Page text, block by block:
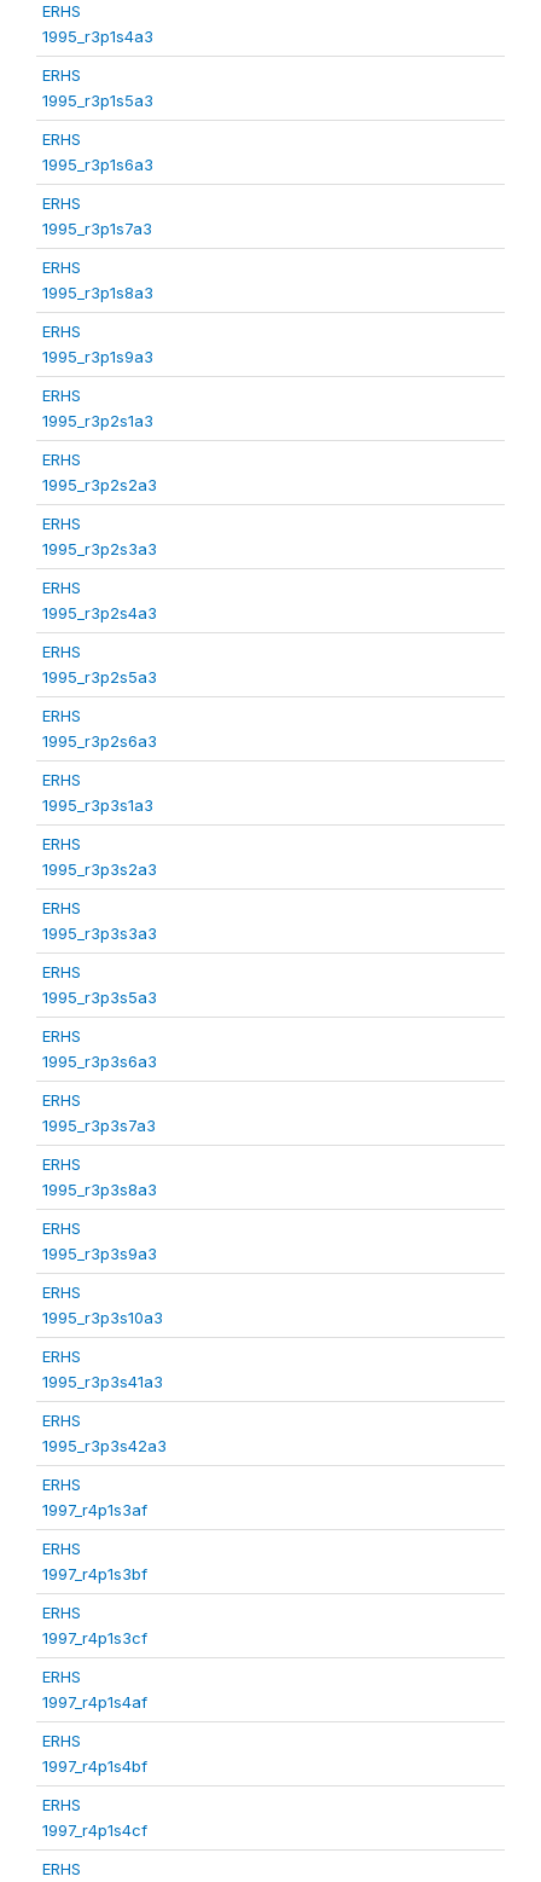
ERHS
1995_r3p1s4a3
ERHS
1995_r3p1s5a3
ERHS
1995_r3p1s6a3
ERHS
1995_r3p1s7a3
ERHS
1995_r3p1s8a3
ERHS
1995_r3p1s9a3
ERHS
1995_r3p2s1a3
ERHS
1995_r3p2s2a3
ERHS
1995_r3p2s3a3
ERHS
1995_r3p2s4a3
ERHS
1995_r3p2s5a3
ERHS
1995_r3p2s6a3
ERHS
1995_r3p3s1a3
ERHS
1995_r3p3s2a3
ERHS
1995_r3p3s3a3
ERHS
1995_r3p3s5a3
ERHS
1995_r3p3s6a3
ERHS
1995_r3p3s7a3
ERHS
1995_r3p3s8a3
ERHS
1995_r3p3s9a3
ERHS
1995_r3p3s10a3
ERHS
1995_r3p3s41a3
ERHS
1995_r3p3s42a3
ERHS
1997_r4p1s3af
ERHS
1997_r4p1s3bf
ERHS
1997_r4p1s3cf
ERHS
1997_r4p1s4af
ERHS
1997_r4p1s4bf
ERHS
1997_r4p1s4cf
ERHS